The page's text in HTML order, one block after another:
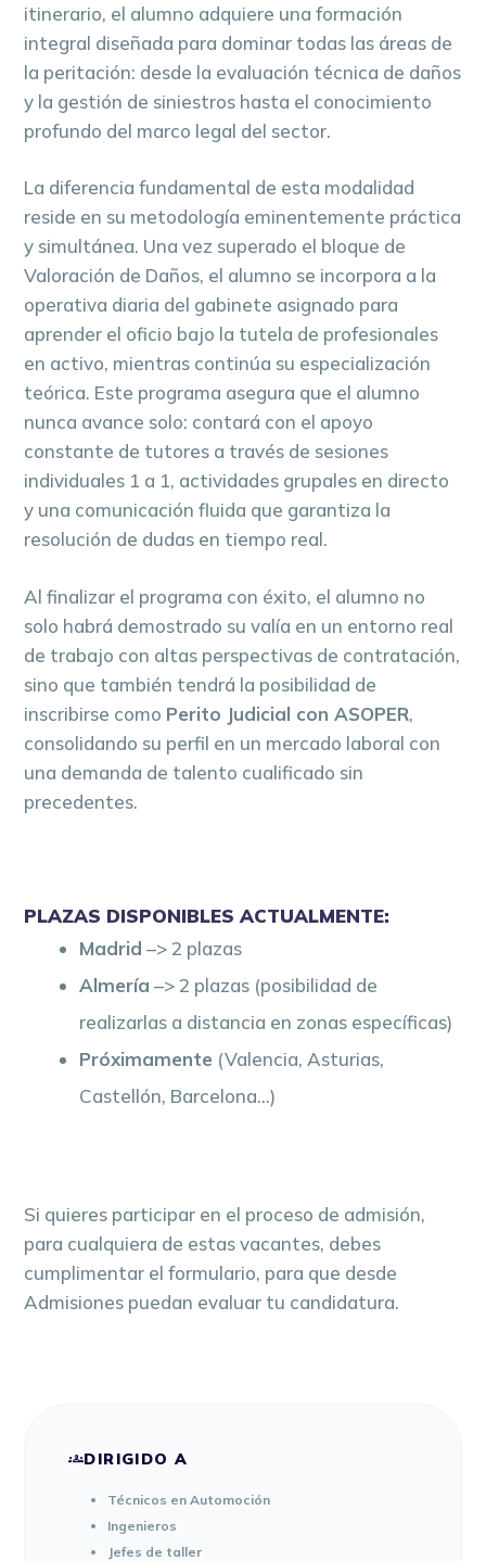
itinerario, el alumno adquiere una formación
integral diseñada para dominar todas las áreas de
la peritación: desde la evaluación técnica de daños
y la gestión de siniestros hasta el conocimiento
profundo del marco legal del sector.
La diferencia fundamental de esta modalidad
reside en su metodología eminentemente práctica
y simultánea. Una vez superado el bloque de
Valoración de Daños, el alumno se incorpora a la
operativa diaria del gabinete asignado para
aprender el oficio bajo la tutela de profesionales
en activo, mientras continúa su especialización
teórica. Este programa asegura que el alumno
nunca avance solo: contará con el apoyo
constante de tutores a través de sesiones
individuales 1 a 1, actividades grupales en directo
y una comunicación fluida que garantiza la
resolución de dudas en tiempo real.
Al finalizar el programa con éxito, el alumno no
solo habrá demostrado su valía en un entorno real
de trabajo con altas perspectivas de contratación,
sino que también tendrá la posibilidad de
inscribirse como Perito Judicial con ASOPER,
consolidando su perfil en un mercado laboral con
una demanda de talento cualificado sin
precedentes.
PLAZAS DISPONIBLES ACTUALMENTE:
Madrid –> 2 plazas
Almería –> 2 plazas (posibilidad de
realizarlas a distancia en zonas específicas)
Próximamente (Valencia, Asturias,
Castellón, Barcelona…)
Si quieres participar en el proceso de admisión,
para cualquiera de estas vacantes, debes
cumplimentar el formulario, para que desde
Admisiones puedan evaluar tu candidatura.
groupsDIRIGIDO A
Técnicos en Automoción
Ingenieros
Jefes de taller